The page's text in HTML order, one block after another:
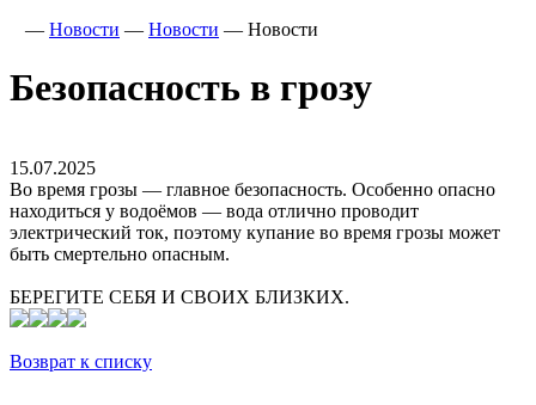
— Новости — Новости — Новости
Безопасность в грозу
15.07.2025
Во время грозы — главное безопасность. Особенно опасно
находиться у водоёмов — вода отлично проводит
электрический ток, поэтому купание во время грозы может
быть смертельно опасным.
БЕРЕГИТЕ СЕБЯ И СВОИХ БЛИЗКИХ.
Возврат к списку